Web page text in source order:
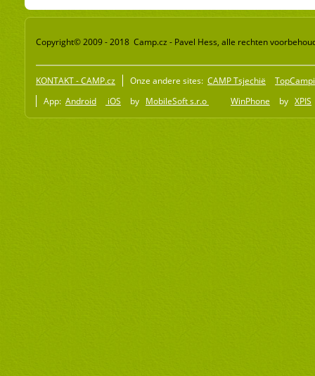
Copyright© 2009 - 2018 Camp.cz - Pavel Hess, alle rechten
KONTAKT - CAMP.cz Onze andere sites: CAMP Tsjechië
App: Android iOS by MobileSoft s.r.o WinPhone by XPIS